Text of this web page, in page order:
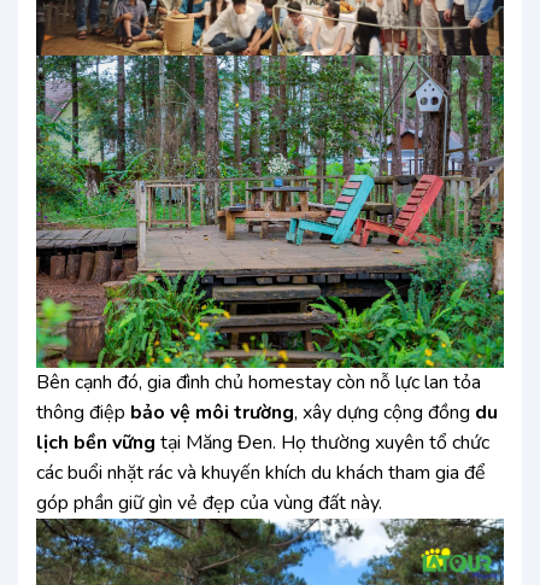
Bên cạnh đó, gia đình chủ homestay còn nỗ lực lan tỏa
thông điệp bảo vệ môi trường, xây dựng cộng đồng du
lịch bền vững tại Măng Đen. Họ thường xuyên tổ chức
các buổi nhặt rác và khuyến khích du khách tham gia để
góp phần giữ gìn vẻ đẹp của vùng đất này.